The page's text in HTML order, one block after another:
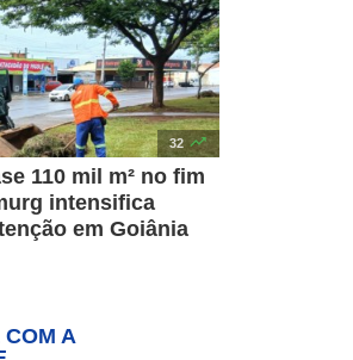
32 
110 mil m² no fim
intensifica
em Goiânia
A